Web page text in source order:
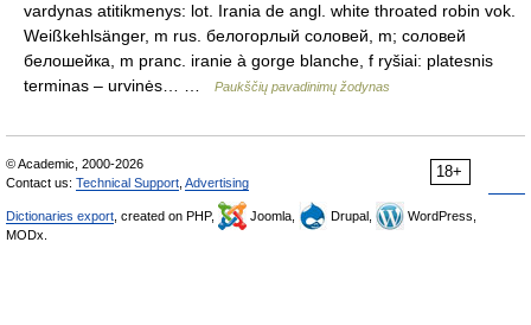
vardynas atitikmenys: lot. Irania de angl. white throated robin vok.
Weißkehlsänger, m rus. белогорлый соловей, m; соловей
белошейка, m pranc. iranie à gorge blanche, f ryšiai: platesnis
terminas – urvinės… …
Paukščių pavadinimų žodynas
18+
© Academic, 2000-2026
Contact us: Technical Support Advertising
Dictionaries export , created on PHP, Joomla, Drupal,
WordPress,
MODx.